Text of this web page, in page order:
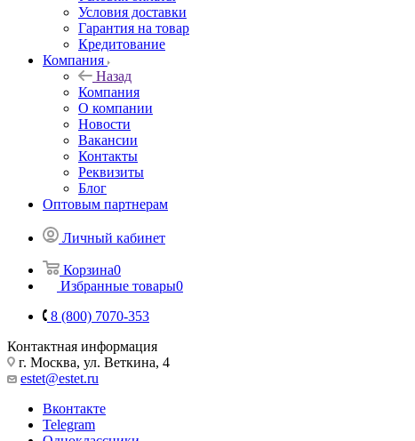
Условия доставки
Гарантия на товар
Кредитование
Компания
Назад
Компания
О компании
Новости
Вакансии
Контакты
Реквизиты
Блог
Оптовым партнерам
Личный кабинет
Корзина0
Избранные товары0
8 (800) 7070-353
Контактная информация
г. Москва, ул. Веткина, 4
estet@estet.ru
Вконтакте
Telegram